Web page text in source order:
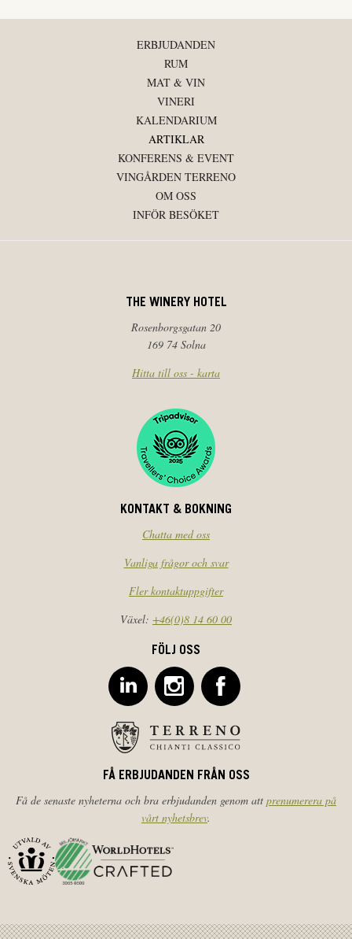
ERBJUDANDEN
RUM
MAT & VIN
VINERI
KALENDARIUM
ARTIKLAR
KONFERENS & EVENT
VINGÅRDEN TERRENO
OM OSS
INFÖR BESÖKET
THE WINERY HOTEL
Rosenborgsgatan 20
169 74 Solna
Hitta till oss - karta
KONTAKT & BOKNING
Chatta med oss
Vanliga frågor och svar
Fler kontaktuppgifter
Växel: +46(0)8 14 60 00
FÖLJ OSS
FÅ ERBJUDANDEN FRÅN OSS
Få de senaste nyheterna och bra erbjudanden genom att prenumerera på
vårt nyhetsbrev.